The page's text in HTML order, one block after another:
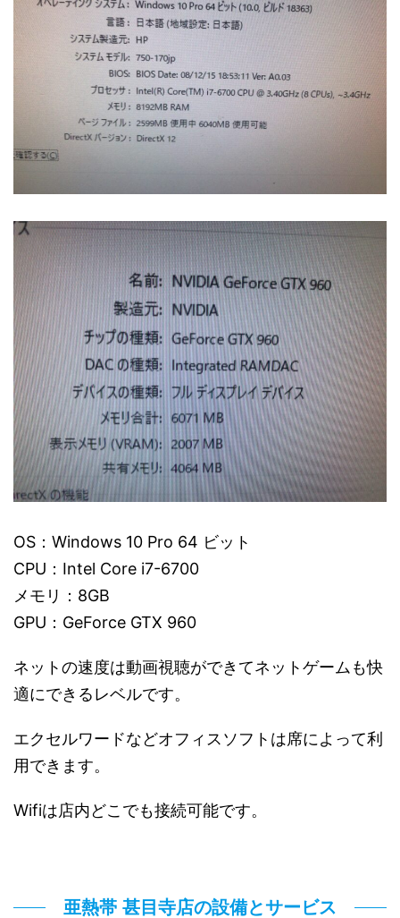
OS：Windows 10 Pro 64 ビット
CPU：Intel Core i7-6700
メモリ：8GB
GPU：GeForce GTX 960
ネットの速度は動画視聴ができてネットゲームも快
適にできるレベルです。
エクセルワードなどオフィスソフトは席によって利
用できます。
Wifiは店内どこでも接続可能です。
亜熱帯 甚目寺店の設備とサービス